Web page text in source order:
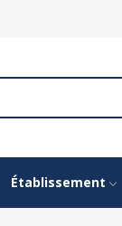
Établissement